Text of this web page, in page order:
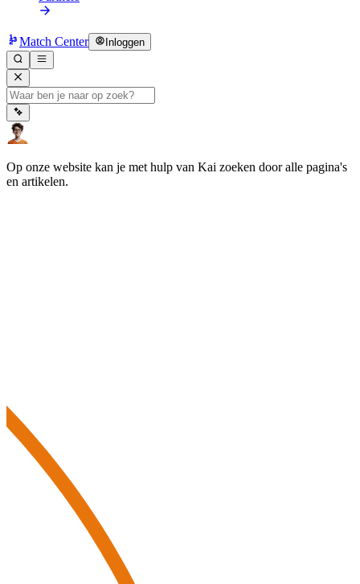
Match Center Inloggen
Op onze website kan je met hulp van Kai zoeken door alle pagina's
en artikelen.